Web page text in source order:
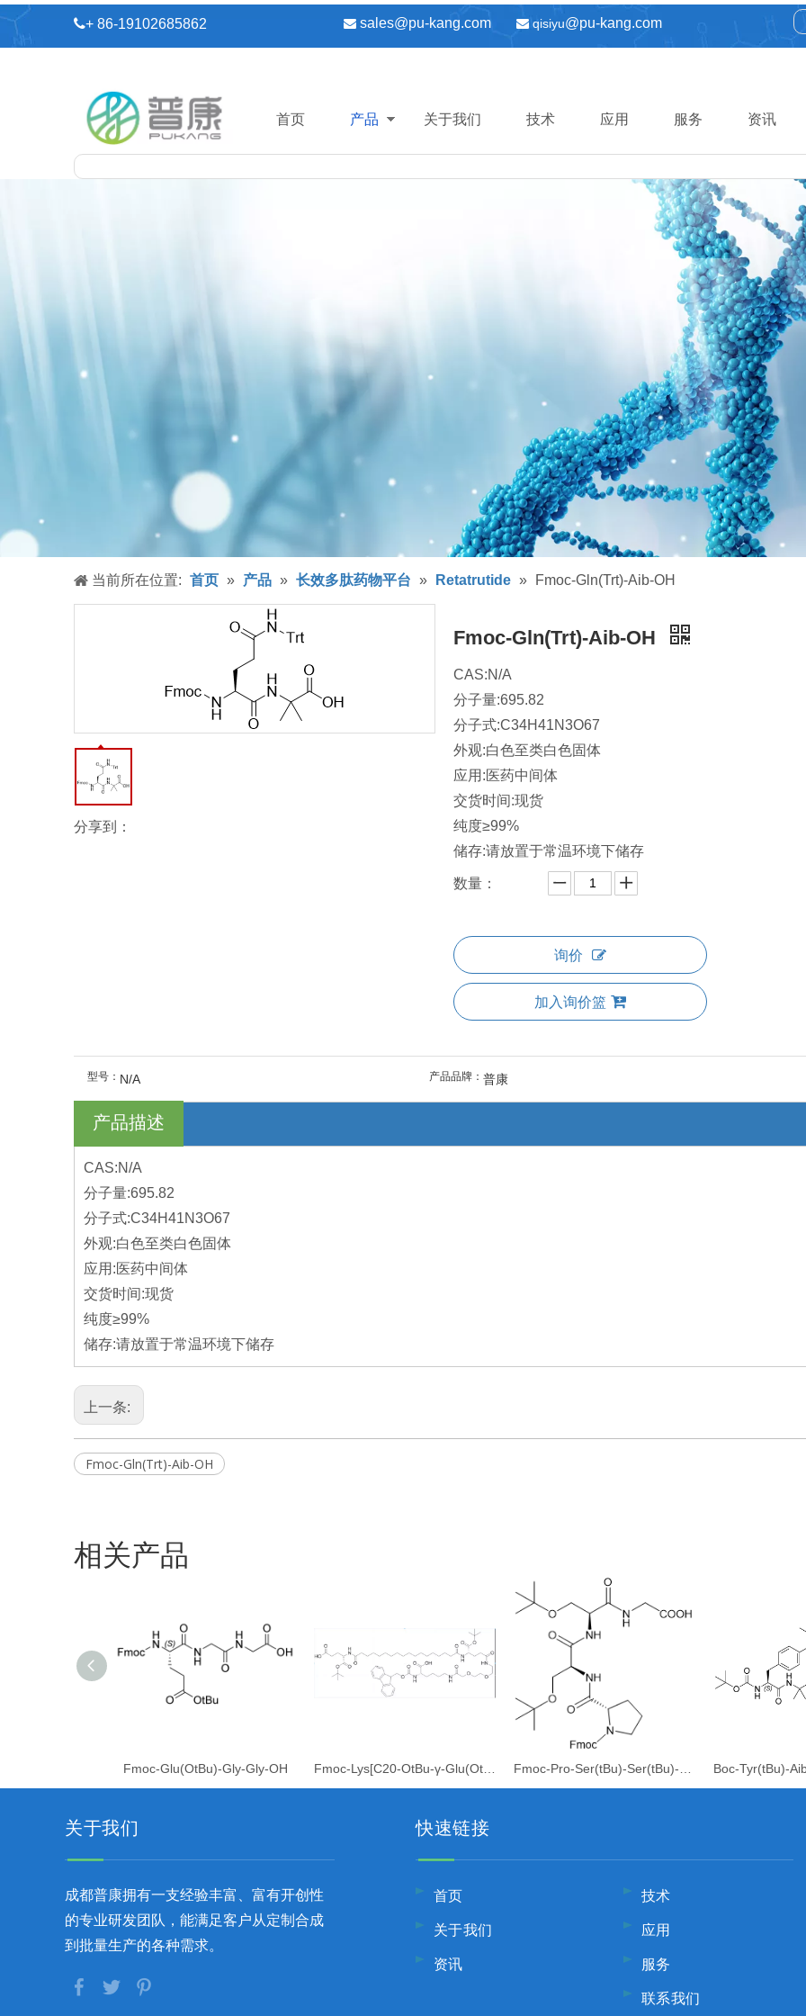
+ 86-19102685862  sales@pu-kang.com  qisiyu@pu-kang.com
首页 产品 关于我们 技术 应用 服务 资讯
当前所在位置: 首页 » 产品 » 长效多肽药物平台 » Retatrutide » Fmoc-Gln(Trt)-Aib-OH
分享到：
Fmoc-Gln(Trt)-Aib-OH
CAS:N/A
分子量:695.82
分子式:C34H41N3O67
外观:白色至类白色固体
应用:医药中间体
交货时间:现货
纯度≥99%
储存:请放置于常温环境下储存
数量：
询价
加入询价篮
型号： N/A 产品品牌： 普康
产品描述
CAS:N/A
分子量:695.82
分子式:C34H41N3O67
外观:白色至类白色固体
应用:医药中间体
交货时间:现货
纯度≥99%
储存:请放置于常温环境下储存
上一条:
Fmoc-Gln(Trt)-Aib-OH
相关产品
Fmoc-Glu(OtBu)-Gly-Gly-OH
关于我们
成都普康拥有一支经验丰富、富有开创性
的专业研发团队，能满足客户从定制合成
到批量生产的各种需求。
快速链接
首页
关于我们
资讯
技术
应用
服务
联系我们